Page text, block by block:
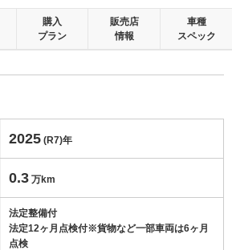
購入
プラン
販売店
情報
車種
スペック
2025 (R7)年
0.3 万km
法定整備付
法定12ヶ月点検付※貨物など一部車両は6ヶ月
点検